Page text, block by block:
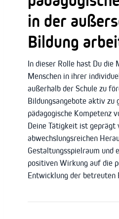
in der
Bildung
In dieser Rolle hast Du die
Menschen in ihrer
außerhalb der Schule zu
Bildungsangebote aktiv zu
pädagogische Kompetenz
Deine Tätigkeit ist geprägt
abwechslungsreichen
Gestaltungsspielraum und
positiven Wirkung auf die
Entwicklung der betreuten